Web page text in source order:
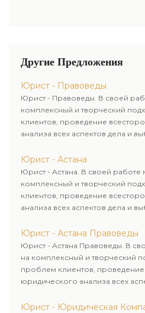
сложностях и преградах на
Другие Предложения
Юрист - Правоведы
Юрист - Правоведы. В своей
комплексный и творческий
клиентов, проведение
анализа всех аспектов дела и
Юрист - Астана
Юрист - Астана. В своей работе
комплексный и творческий
клиентов, проведение
анализа всех аспектов дела и
Юрист - Астана Правоведы
Юрист - Астана Правоведы. В
на комплексный и творческий
проблем клиентов,
юридического анализа всех
Юрист - Юридическая